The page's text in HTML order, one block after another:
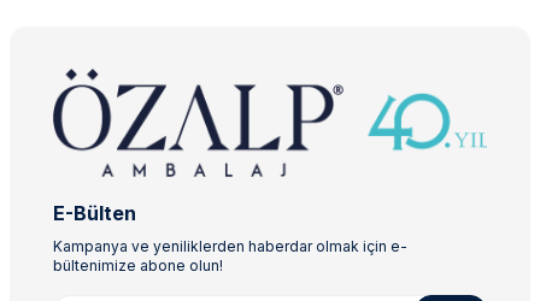
Özalp Ambalaj,üretttiği yenilikçi projeler ile sektörün lider
firması haline gelmiştir. Kullan at gıda kapları,poşet ve
torbalar, kâğıt ve karton ürünler, hijyen
ürünleri,bardaklar,streç filmler,eps strafor kutular,
alüminyum ürünler,firma baskılı (logolu) ürünler gibi 10
sunmaktadır.Satışlarını kurumsal,perakende,e-ticaret ve
toptan satış olmak üzere 4 ana kanaldan yürütmektedir.
5000 m2 kapalı, toplam 6.500 m2 alan üzerine kurulu
son teknoloji ile donatılmış depo raf sistemi, genç ve
E-Bülten
Kampanya ve yeniliklerden haberdar olmak için e-
bültenimize abone olun!